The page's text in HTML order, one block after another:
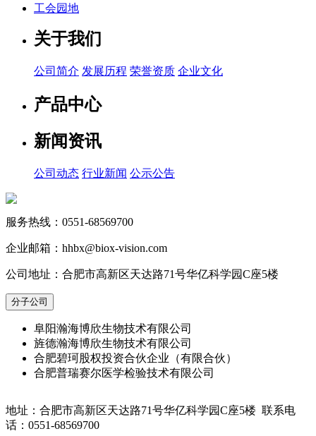
工会园地
关于我们
公司简介 发展历程 荣誉资质 企业文化
产品中心
新闻资讯
公司动态 行业新闻 公示公告
服务热线：0551-68569700
企业邮箱：hhbx@biox-vision.com
公司地址：合肥市高新区天达路71号华亿科学园C座5楼
分子公司
阜阳瀚海博欣生物技术有限公司
旌德瀚海博欣生物技术有限公司
合肥碧珂股权投资合伙企业（有限合伙）
合肥普瑞赛尔医学检验技术有限公司
地址：合肥市高新区天达路71号华亿科学园C座5楼 联系电
话：0551-68569700